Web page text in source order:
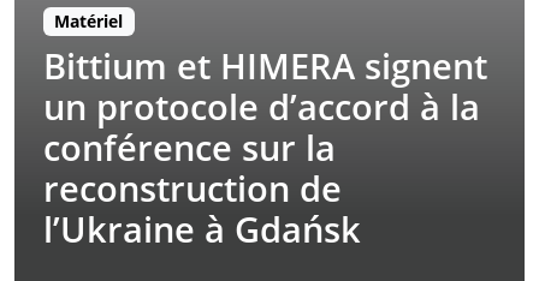
Matériel
Bittium et HIMERA signent
un protocole d’accord à la
conférence sur la
reconstruction de
l’Ukraine à Gdańsk